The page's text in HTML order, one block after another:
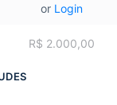
or Login
R$ 2.000,00